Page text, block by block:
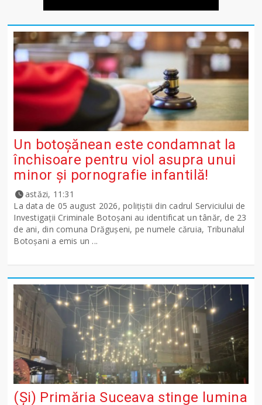
Un botoșănean este condamnat la
închisoare pentru viol asupra unui
minor și pornografie infantilă!
astăzi, 11:31
La data de 05 august 2026, polițiștii din cadrul Serviciului de
Investigații Criminale Botoșani au identificat un tânăr, de 23
de ani, din comuna Drăgușeni, pe numele căruia, Tribunalul
Botoșani a emis un ...
(Și) Primăria Suceava stinge lumina